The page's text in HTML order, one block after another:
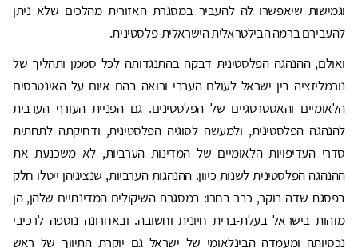
וגמישות שיאפשרו לה להעביר במסגרת האזורית מהלכים שלא ניתן
להעבירם ברמה הבילטראלית הישראלית-פלסטינית.
ואולם, ההנהגה הפלסטינית דבקה בהתנגדותה לכל סממן ותהליך של
נורמליזציה בין ישראל לעולם הערבי ורואה בהם איום על האינטרסים
הלאומיים והאסטרטגיים של הפלסטינים. גם הפניית העורף הערבית
להנהגה הפלסטינית, ולמעשה לסוגיה הפלסטינית, ודחיקתה לתחתית
סדרי העדיפויות הלאומיים של המדינות הערביות, לא משכנעת את
ההנהגה הפלסטינית לשנות כיוון. ההנהגות הערביות, שנציגיהן ייטלו חלק
בפסגת שדה בוקר, כבר בחרו: במסגרת השיקולים המדינתיים שלהן, הן
מזהות בישראל בעלת-ברית חיונית וחשובה. ובאחרונה נוספה לרכיבי
נכסיותה ומעמדה הבינלאומי של ישראל גם יוקרת התיווך של ראש